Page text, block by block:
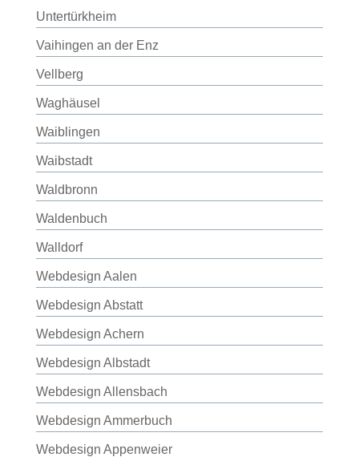
Untertürkheim
Vaihingen an der Enz
Vellberg
Waghäusel
Waiblingen
Waibstadt
Waldbronn
Waldenbuch
Walldorf
Webdesign Aalen
Webdesign Abstatt
Webdesign Achern
Webdesign Albstadt
Webdesign Allensbach
Webdesign Ammerbuch
Webdesign Appenweier